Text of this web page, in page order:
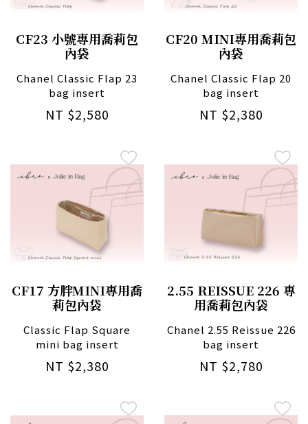
CF23 小號專用喬莉包
內袋
Chanel Classic Flap 23
bag insert
NT $2,580
CF20 MINI專用喬莉包
內袋
Chanel Classic Flap 20
bag insert
NT $2,380
CF17 方胖MINI專用喬
莉包內袋
Classic Flap Square
mini bag insert
NT $2,380
2.55 REISSUE 226 專
用喬莉包內袋
Chanel 2.55 Reissue 226
bag insert
NT $2,780